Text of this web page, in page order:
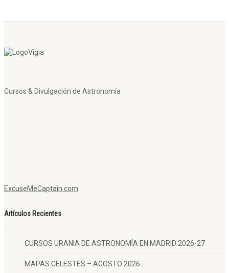
Cursos & Divulgación de Astronomía
ExcuseMeCaptain.com
Artículos Recientes
CURSOS URANIA DE ASTRONOMÍA EN MADRID 2026-27
MAPAS CELESTES – AGOSTO 2026